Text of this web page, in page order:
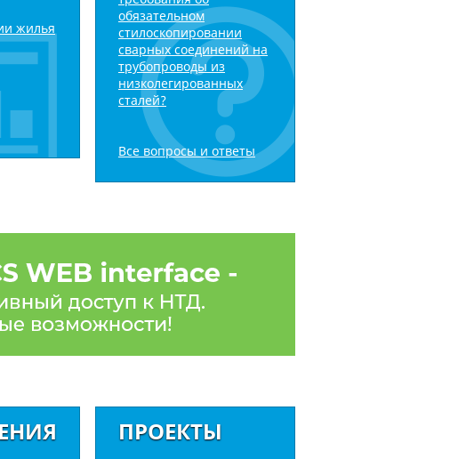
жилья
обязательном
стилоскопировании
сварных соединений на
трубопроводы из
низколегированных
сталей?
Все вопросы и ответы
ПРОЕКТЫ